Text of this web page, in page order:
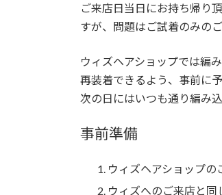
ご来店日当日にお持ち帰り
すが、問題はご試着のみの
ウィズヘアショップでは編
再装着できるよう、事前に
次の日にはいつも通り編み
事前準備
ウィズヘアショップの
ウィズへのご来店と